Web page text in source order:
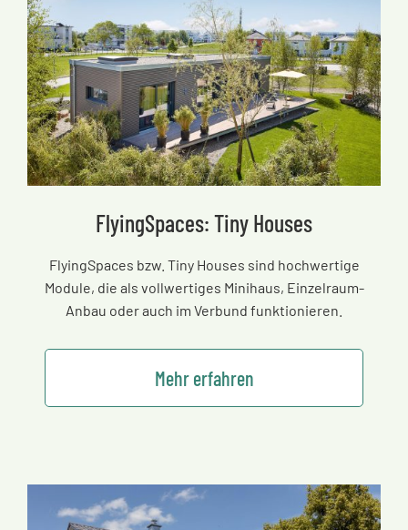
FlyingSpaces: Tiny Houses
FlyingSpaces bzw. Tiny Houses sind hochwertige
Module, die als vollwertiges Minihaus, Einzelraum-
Anbau oder auch im Verbund funktionieren.
Mehr erfahren